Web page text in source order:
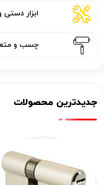
ابزار دستی
چسب و
جدیدترین محصولات